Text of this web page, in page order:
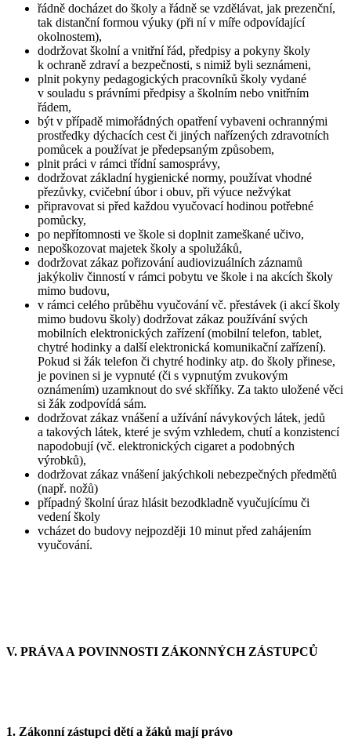
řádně docházet do školy a řádně se vzdělávat, jak prezenční,
tak distanční formou výuky (při ní v míře odpovídající
okolnostem),
dodržovat školní a vnitřní řád, předpisy a pokyny školy
k ochraně zdraví a bezpečnosti, s nimiž byli seznámeni,
plnit pokyny pedagogických pracovníků školy vydané
v souladu s právními předpisy a školním nebo vnitřním
řádem,
být v případě mimořádných opatření vybaveni ochrannými
prostředky dýchacích cest či jiných nařízených zdravotních
pomůcek a používat je předepsaným způsobem,
plnit práci v rámci třídní samosprávy,
dodržovat základní hygienické normy, používat vhodné
přezůvky, cvičební úbor i obuv, při výuce nežvýkat
připravovat si před každou vyučovací hodinou potřebné
pomůcky,
po nepřítomnosti ve škole si doplnit zameškané učivo,
nepoškozovat majetek školy a spolužáků,
dodržovat zákaz pořizování audiovizuálních záznamů
jakýkoliv činností v rámci pobytu ve škole i na akcích školy
mimo budovu,
v rámci celého průběhu vyučování vč. přestávek (i akcí školy
mimo budovu školy) dodržovat zákaz používání svých
mobilních elektronických zařízení (mobilní telefon, tablet,
chytré hodinky a další elektronická komunikační zařízení).
Pokud si žák telefon či chytré hodinky atp. do školy přinese,
je povinen si je vypnuté (či s vypnutým zvukovým
oznámením) uzamknout do své skříňky. Za takto uložené věci
si žák zodpovídá sám.
dodržovat zákaz vnášení a užívání návykových látek, jedů
a takových látek, které je svým vzhledem, chutí a konzistencí
napodobují (vč. elektronických cigaret a podobných
výrobků),
dodržovat zákaz vnášení jakýchkoli nebezpečných předmětů
(např. nožů)
případný školní úraz hlásit bezodkladně vyučujícímu či
vedení školy
vcházet do budovy nejpozději 10 minut před zahájením
vyučování.
V. PRÁVA A POVINNOSTI ZÁKONNÝCH ZÁSTUPCŮ
1. Zákonní zástupci dětí a žáků mají právo